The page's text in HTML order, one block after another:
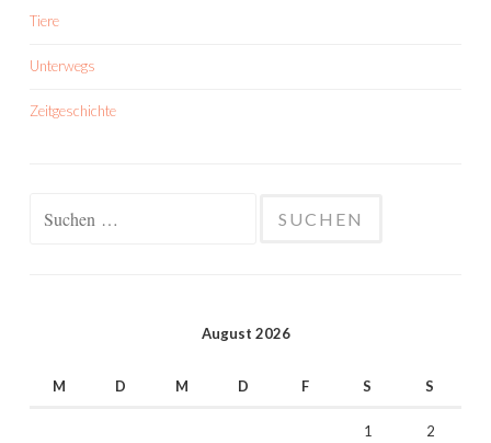
Tiere
Unterwegs
Zeitgeschichte
August 2026
M D M D F S S
1 2